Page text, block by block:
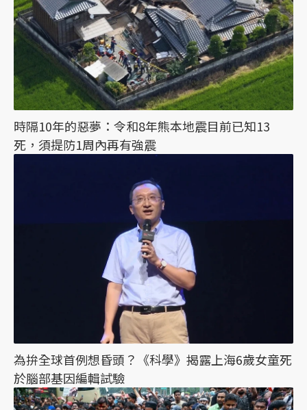
時隔10年的惡夢：令和8年熊本地震目前已知13
死，須提防1周內再有強震
為拚全球首例想昏頭？《科學》揭露上海6歲女童死
於腦部基因編輯試驗